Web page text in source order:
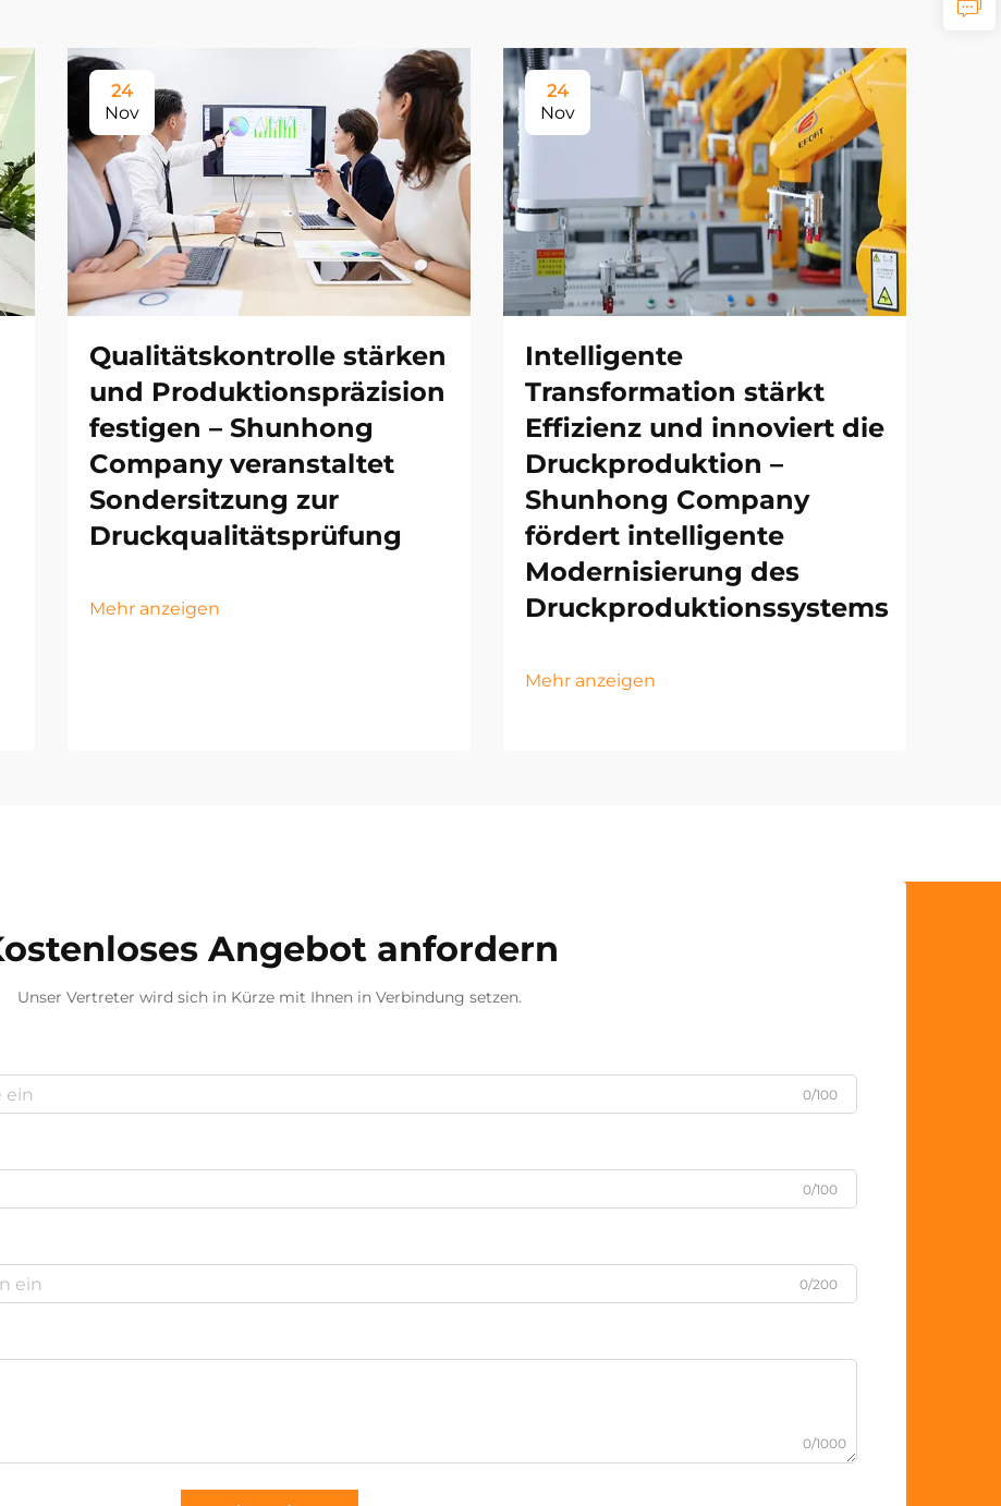
24
Nov
Qualitätskontrolle stärken
und Produktionspräzision
festigen – Shunhong
Company veranstaltet
Sondersitzung zur
Druckqualitätsprüfung
Mehr anzeigen
24
Nov
Intelligente
Transformation stärkt
Effizienz und innoviert die
Druckproduktion –
Shunhong Company
fördert intelligente
Modernisierung des
Druckproduktionssystems
Mehr anzeigen
Angebot anfordern
Unser Vertreter wird sich in Kürze mit Ihnen in Verbindung setzen.
0/100
0/100
0/200
0/1000